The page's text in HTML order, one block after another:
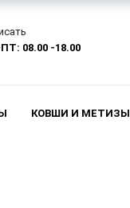
08.00 -18.00
КОВШИ И МЕТИЗЫ